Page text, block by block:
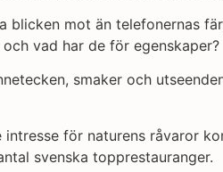
mot än telefonernas
vad har de för egenskaper?
smaker och
för naturens råvaror
svenska topprestauranger.